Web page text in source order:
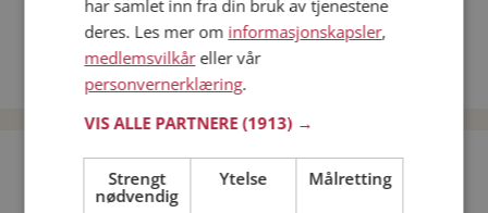
Bli medlem gratis!
har samlet inn fra din bruk av tjenestene
deres. Les mer om informasjonskapsler,
medlemsvilkåreller vår
personvernerklæring.
VIS ALLE PARTNERE(1913) →
Strengt
nødvendig
Ytelse Målretting